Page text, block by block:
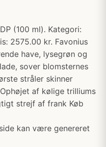
(100 ml). Kategori:
2575.00 kr. Favonius
have, lysegrøn og
sover blomsternes
stråler skinner
af kølige trilliums
strejf af frank Køb
kan være genereret